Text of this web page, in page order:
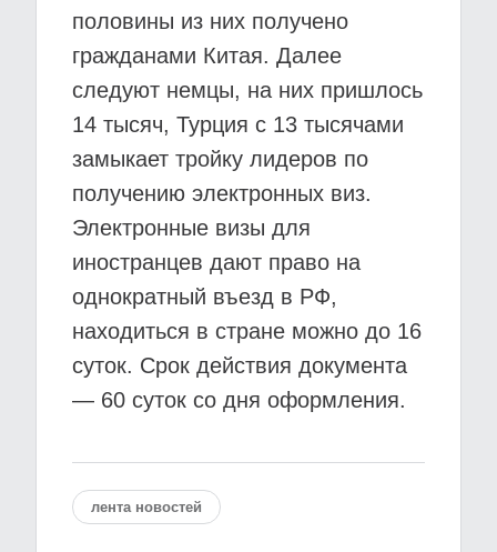
половины из них получено
гражданами Китая. Далее
следуют немцы, на них пришлось
14 тысяч, Турция с 13 тысячами
замыкает тройку лидеров по
получению электронных виз.
Электронные визы для
иностранцев дают право на
однократный въезд в РФ,
находиться в стране можно до 16
суток. Срок действия документа
— 60 суток со дня оформления.
лента новостей